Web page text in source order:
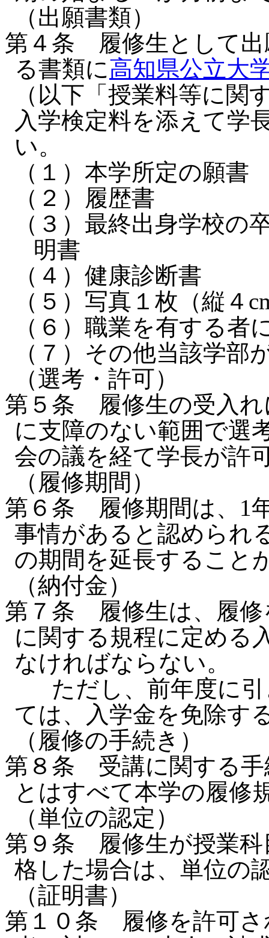
（出願書類）
第４条 履修生として出
る書類に高知県公立大
（以下「授業料等に関
入学検定料を添えて学
い。
（１）本学所定の願書
（２）履歴書
（３）最終出身学校の
明書
（４）健康診断書
（５）写真１枚（縦４
（６）職業を有する者
（７）その他当該学部
（選考・許可）
第５条 履修生の受入れ
に支障のない範囲で選
会の議を経て学長が許
（履修期間）
第６条 履修期間は、1
事情があると認められ
の期間を延長すること
（納付金）
第７条 履修生は、履修
に関する規程に定める
なければならない。
ただし、前年度に引
ては、入学金を免除す
（履修の手続き）
第８条 受講に関する手
とはすべて本学の履修
（単位の認定）
第９条 履修生が授業科
格した場合は、単位の
（証明書）
第１０条 履修を許可さ